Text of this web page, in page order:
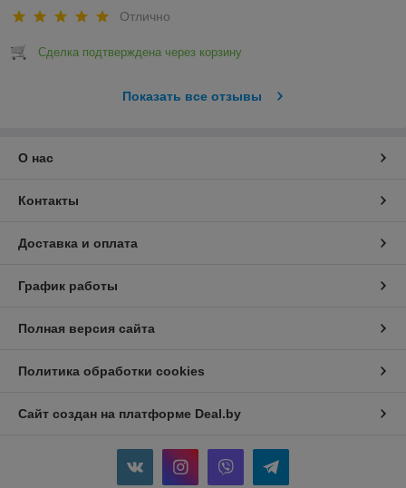
Отлично
Сделка подтверждена через корзину
Показать все отзывы
О нас
Контакты
Доставка и оплата
График работы
Полная версия сайта
Политика обработки cookies
Сайт создан на платформе Deal.by